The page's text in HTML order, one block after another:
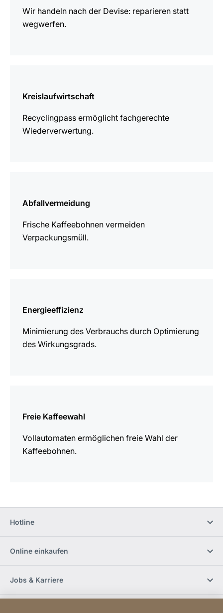
Wir handeln nach der Devise: reparieren statt
wegwerfen.
Kreislaufwirtschaft
Recyclingpass ermöglicht fachgerechte
Wiederverwertung.
Abfallvermeidung
Frische Kaffeebohnen vermeiden
Verpackungsmüll.
Energieeffizienz
Minimierung des Verbrauchs durch Optimierung
des Wirkungsgrads.
Freie Kaffeewahl
Vollautomaten ermöglichen freie Wahl der
Kaffeebohnen.
Hotline
Online einkaufen
Jobs & Karriere